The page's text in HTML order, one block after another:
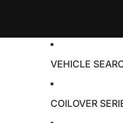
VEHICLE
COILOVER